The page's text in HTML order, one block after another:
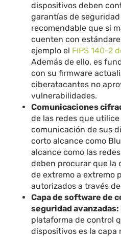
dispositivos deben
garantías de
recomendable que si
cuenten con
ejemplo el FIPS 140-2
Además de ello, es
con su firmware
ciberatacantes no
vulnerabilidades.
Comunicaciones
de las redes que
comunicación de sus
corto alcance como
alcance como las
deben procurar que la
de extremo a extremo
autorizados a través
Capa de software de
seguridad avanzadas:
plataforma de control
dispositivos es la capa